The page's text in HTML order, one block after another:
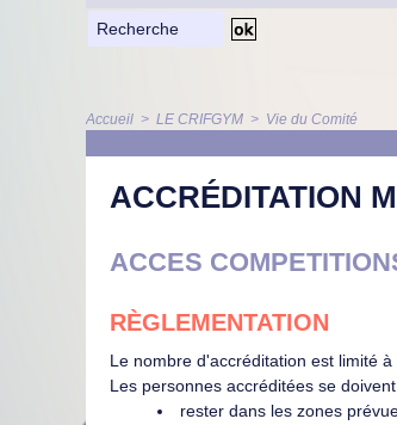
Accueil > LE CRIFGYM > Vie du Comité
ACCRÉDITATION
ACCES
RÈGLEMENTATION
Le nombre d'accréditation est limité à
Les personnes accréditées se
rester dans les zones